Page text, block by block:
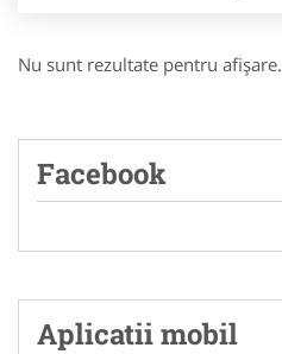
Nu sunt rezultate pentru afişare.
Facebook
Aplicatii mobil